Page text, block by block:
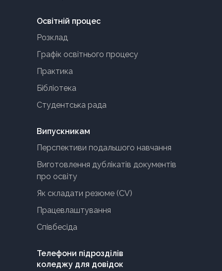
Освітній процес
Розклад
Графік освітнього процесу
Практика
Бібліотека
Студентська рада
Випускникам
Перспективи подальшого навчання
Виготовлення дублікатів документів
про освіту
Як складати резюме (CV)
Працевлаштування
Співбесіда
Телефони підрозділів
коледжу для довідок